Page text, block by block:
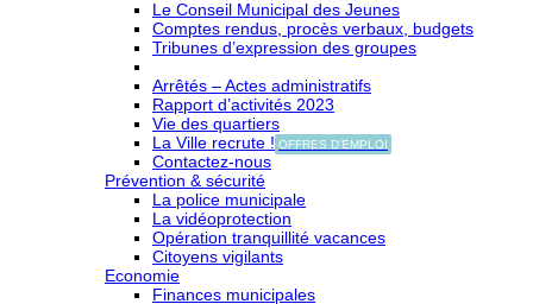
Le Conseil Municipal des Jeunes
Comptes rendus, procès verbaux, budgets
Tribunes d’expression des groupes
Arrêtés – Actes administratifs
Rapport d’activités 2023
Vie des quartiers
La Ville recrute ! OFFRES D'EMPLOI
Contactez-nous
Prévention & sécurité
La police municipale
La vidéoprotection
Opération tranquillité vacances
Citoyens vigilants
Economie
Finances municipales